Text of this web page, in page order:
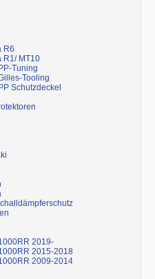
R6
R1/ MT10
PP-Tuning
Tooling
Schutzdeckel
2019-
2015-2018
2009-2014